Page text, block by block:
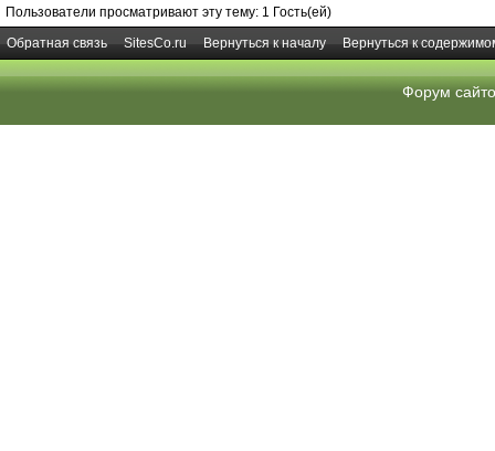
Пользователи просматривают эту тему: 1 Гость(ей)
Обратная связь
SitesCo.ru Вернуться к началу Вернуться к
Форум